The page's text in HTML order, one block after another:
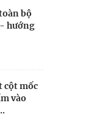
bộ
hướng
cột mốc
vào